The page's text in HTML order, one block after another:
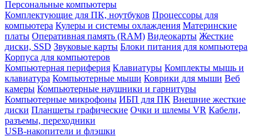
Персональные компьютеры
Комплектующие для ПК, ноутбуков Процессоры для
компьютера Кулеры и системы охлаждения Материнские
платы Оперативная память (RAM) Видеокарты Жесткие
диски, SSD Звуковые карты Блоки питания для компьютера
Корпуса для компьютеров
Компьютерная периферия Клавиатуры Комплекты мышь и
клавиатура Компьютерные мыши Коврики для мыши Веб
камеры Компьютерные наушники и гарнитуры
Компьютерные микрофоны ИБП для ПК Внешние жесткие
диски Планшеты графические Очки и шлемы VR Кабели,
разъемы, переходники
USB-накопители и флэшки